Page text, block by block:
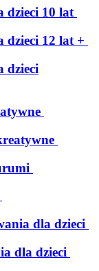
dzieci 10 lat
dzieci 12 lat +
dzieci
dla dzieci
dla dzieci